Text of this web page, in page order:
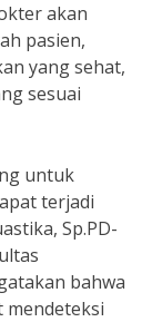
akan
pasien,
yang sehat,
sesuai
untuk
terjadi
Sp.PD-
bahwa
mendeteksi